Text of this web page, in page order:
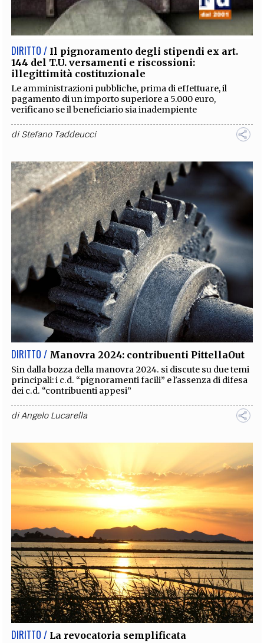
EXTRA
CODICI RUBRICHE LIBRI PROCEEDINGS PUBBLICITÀ CONTATTI
SOCIAL MEDIA
DIRITTO / Il pignoramento degli stipendi ex art.
144 del T.U. versamenti e riscossioni:
illegittimità costituzionale
Le amministrazioni pubbliche, prima di effettuare, il
pagamento di un importo superiore a 5.000 euro,
verificano se il beneficiario sia inadempiente
diStefano Taddeucci
DIRITTO / Manovra 2024: contribuenti PittellaOut
Sin dalla bozza della manovra 2024. si discute su due temi
principali: i c.d. “pignoramenti facili” e l'assenza di difesa
dei c.d. “contribuenti appesi”
diAngelo Lucarella
DIRITTO / La revocatoria semplificata